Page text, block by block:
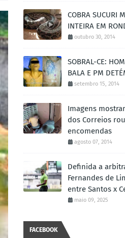
COBRA SUCURI
INTEIRA EM
outubro 30, 2014
SOBRAL-CE:
BALA E PM
setembro 15, 2014
Imagens
dos Correios
encomendas
agosto 07, 2014
Definida a
Fernandes de
entre Santos x
maio 09, 2025
FACEBOOK